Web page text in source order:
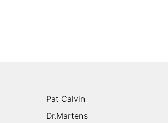
Pat Calvin
Dr.Martens